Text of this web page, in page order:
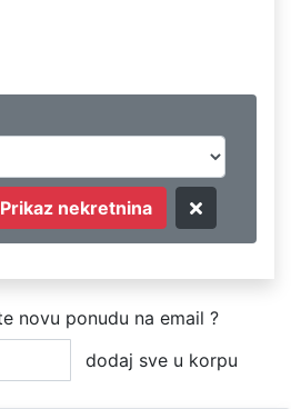
Prikaz nekretnina
želite da dobijate novu ponudu na email ?
dodaj sve u korpu